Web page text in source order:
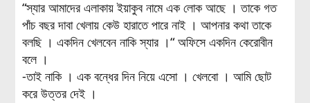
“স্যার আমাদের এলাকায় ইয়াকুব নামে এক লোক আছে । তাকে গত
পাঁচ বছর দাবা খেলায় কেউ হারাতে পারে নাই । আপনার কথা তাকে
বলছি । একদিন খেলবেন নাকি স্যার ।“ অফিসে একদিন কেরোবীন
বলে ।
-তাই নাকি । এক বন্ধের দিন নিয়ে এসো । খেলবো । আমি ছোট
করে উত্তর দেই ।